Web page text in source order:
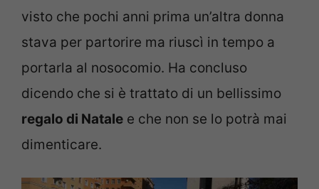
visto che pochi anni prima un’altra donna
stava per partorire ma riuscì in tempo a
portarla al nosocomio. Ha concluso
dicendo che si è trattato di un bellissimo
regalo di Natale e che non se lo potrà mai
dimenticare.